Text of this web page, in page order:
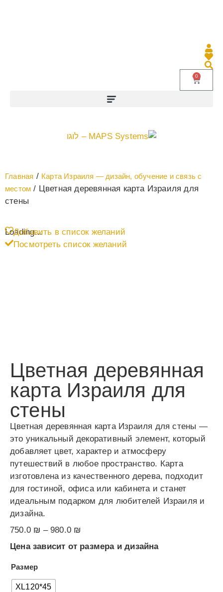
0
Главная / Карта Израиля — дизайн, обучение и связь с
местом / Цветная деревянная карта Израиля для
стены
Цветная деревянная
карта Израиля для
стены
Цветная деревянная карта Израиля для стены —
это уникальный декоративный элемент, который
добавляет цвет, характер и атмосферу
путешествий в любое пространство. Карта
изготовлена из качественного дерева, подходит
для гостиной, офиса или кабинета и станет
идеальным подарком для любителей Израиля и
дизайна.
750.0 ₪ – 980.0 ₪
Цена зависит от размера и дизайна
Размер
XL120*45
Добавить в список желаний
Посмотреть список желаний
Loading...